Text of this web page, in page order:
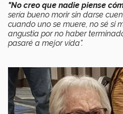
"No creo que nadie piense
sería bueno morir sin darse
cuando uno se muere, no sé si
angustia por no haber
pasaré a mejor vida”.